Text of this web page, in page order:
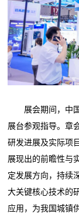
展会期间，中国
展台参观指导。章
研发进展及实际项
展现出的前瞻性与
定发展方向，持续
大关键核心技术的
应用，为我国城镇